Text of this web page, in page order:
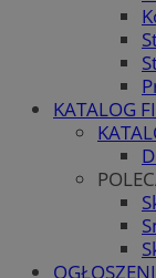
KATALOG